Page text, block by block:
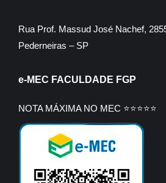
Rua Prof. Massud José Nachef,
Pederneiras – SP
e-MEC FACULDADE FGP
NOTA MÁXIMA NO MEC ⭐⭐⭐⭐⭐